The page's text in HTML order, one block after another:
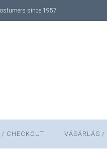
since 1957
/ CHECKOUT VÁSÁRLÁS /